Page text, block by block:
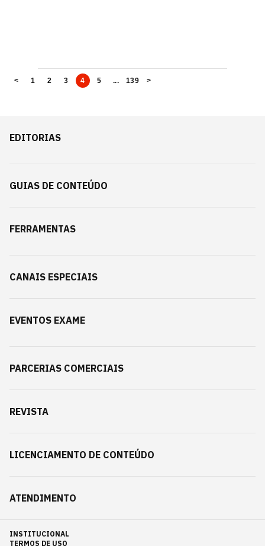
< 1 2 3 4 5 ... 139 >
EDITORIAS
GUIAS DE CONTEÚDO
FERRAMENTAS
CANAIS ESPECIAIS
EVENTOS EXAME
PARCERIAS COMERCIAIS
REVISTA
LICENCIAMENTO DE CONTEÚDO
ATENDIMENTO
INSTITUCIONAL
TERMOS DE USO